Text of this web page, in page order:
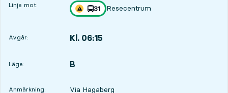
Linje mot:
Trafikstörning på resan finns
linje
31
mot
Resecentrum
,
Avgår: Kl. 06:15
Läge:
LÄGE, B
,
Anmärkning: Via Hagaberg